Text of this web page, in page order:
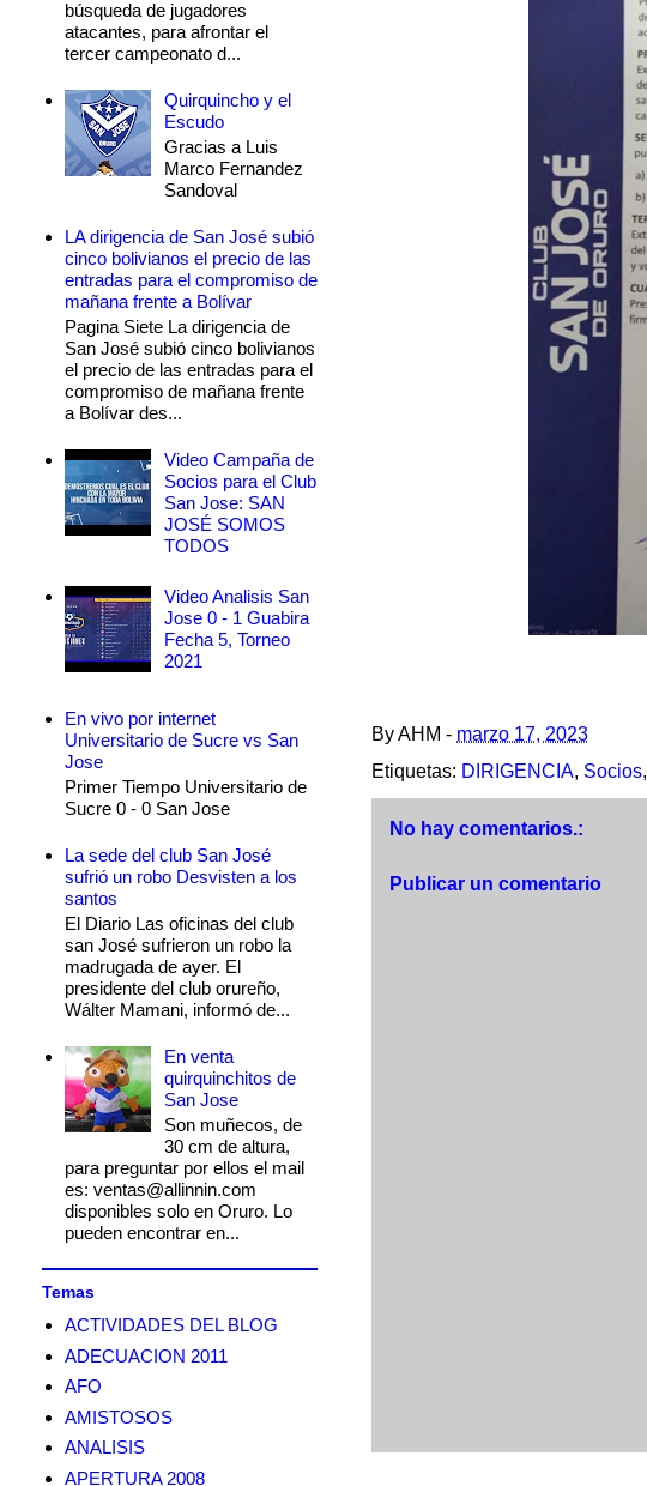
ByAHM - marzo 17, 2023
Etiquetas: DIRIGENCIA, Socios,
No hay comentarios.:
Publicar un comentario
búsqueda de jugadores
atacantes, para afrontar el
tercer campeonato d...
Quirquincho y el
Escudo
Gracias a Luis
Marco Fernandez
Sandoval
LA dirigencia de San José subió
cinco bolivianos el precio de las
entradas para el compromiso de
mañana frente a Bolívar
Pagina Siete La dirigencia de
San José subió cinco bolivianos
el precio de las entradas para el
compromiso de mañana frente
a Bolívar des...
Video Campaña de
Socios para el Club
San Jose: SAN
JOSÉ SOMOS
TODOS
Video Analisis San
Jose 0 - 1 Guabira
Fecha 5, Torneo
2021
En vivo por internet
Universitario de Sucre vs San
Jose
Primer Tiempo Universitario de
Sucre 0 - 0 San Jose
La sede del club San José
sufrió un robo Desvisten a los
santos
El Diario Las oficinas del club
san José sufrieron un robo la
madrugada de ayer. El
presidente del club orureño,
Wálter Mamani, informó de...
En venta
quirquinchitos de
San Jose
Son muñecos, de
30 cm de altura,
para preguntar por ellos el mail
es: ventas@allinnin.com
disponibles solo en Oruro. Lo
pueden encontrar en...
Temas
ACTIVIDADES DEL BLOG
ADECUACION 2011
AFO
AMISTOSOS
ANALISIS
APERTURA 2008